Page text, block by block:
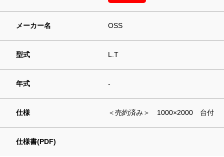
メーカー名 OSS
型式 L.T
年式 -
仕様 ＜売約済み＞ 1000×2000 台付
仕様書(PDF)